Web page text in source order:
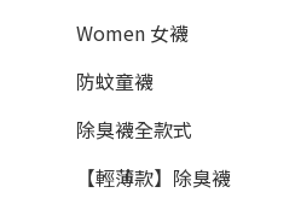
Women 女襪
防蚊童襪
除臭襪全款式
【輕薄款】除臭襪